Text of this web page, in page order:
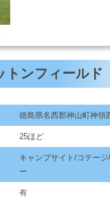
トンフィールド
徳島県名西郡神山町神領
25ほど
キャンプサイト/コテー
ー
有